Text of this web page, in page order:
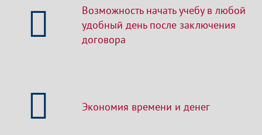
Возможность начать учебу в любой
удобный день после заключения
договора
Экономия времени и денег